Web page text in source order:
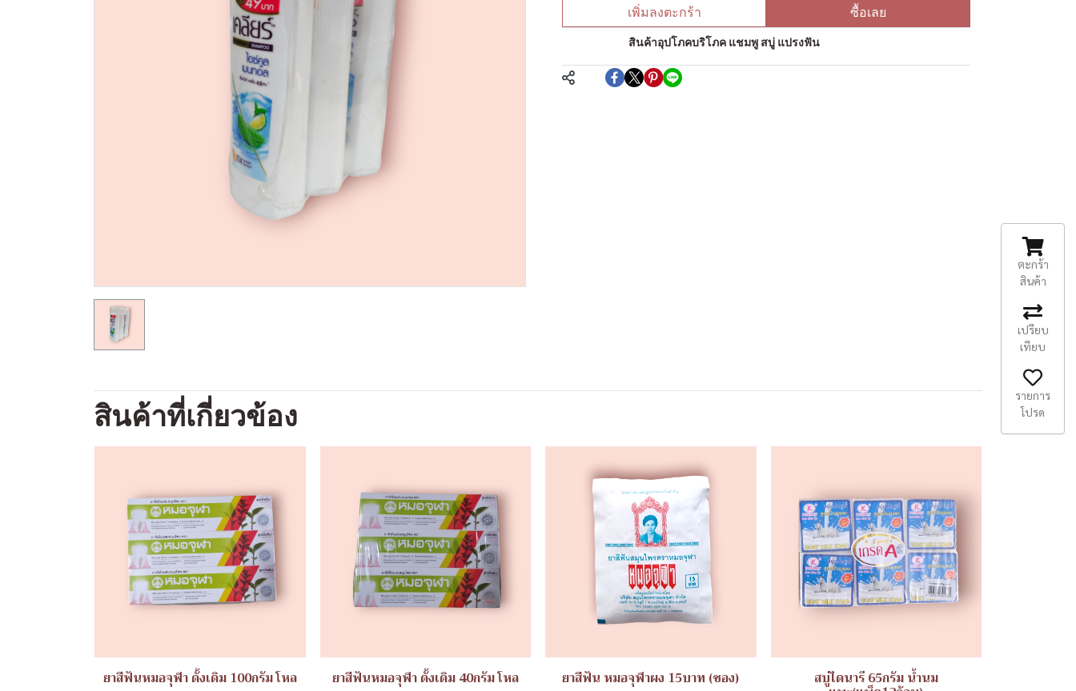
เพิ่มลงตะกร้า ซื้อเลย
สินค้าอุปโภคบริโภค แชมพู สบู่ แปรงฟัน
สินค้าที่เกี่ยวข้อง
ยาสีฟันหมอจุฬา ดั้งเดิม 100กรัม โหล ยาสีฟันหมอจุฬา ดั้งเดิม 40กรัม โหล ยาสีฟัน หมอจุฬาผง 15บาท (ซอง) สบู่ไดนารี 65กรัม น้ำนม
ตะกร้า
สินค้า
เปรียบ
เทียบ
รายการ
โปรด